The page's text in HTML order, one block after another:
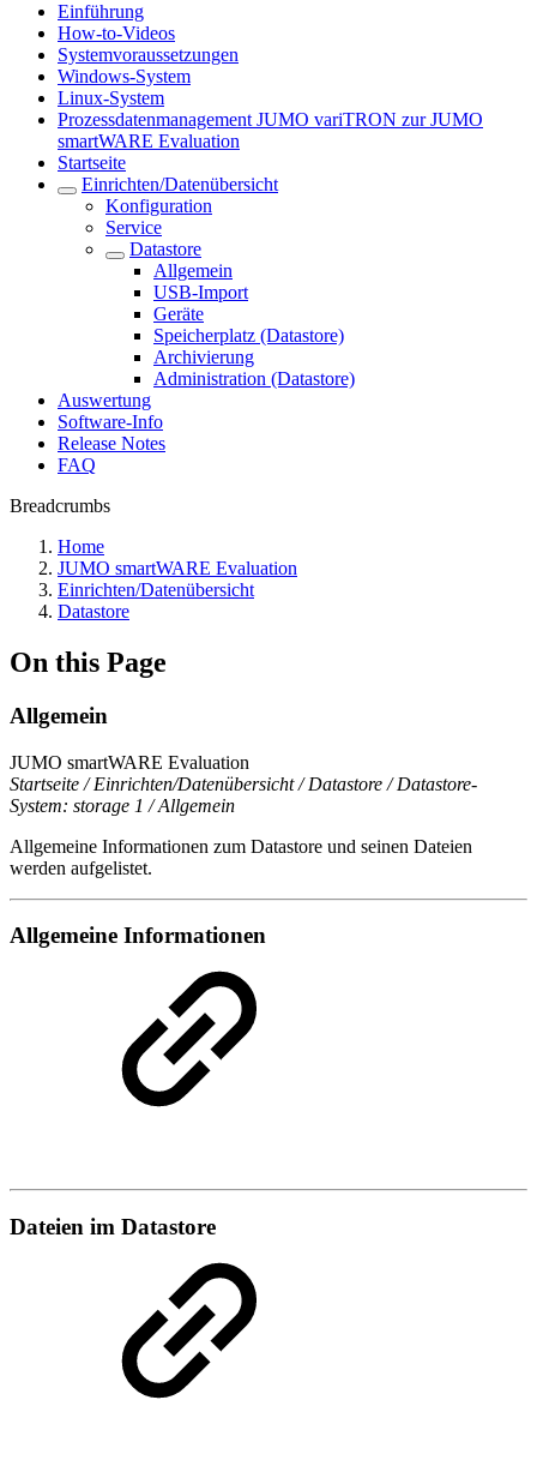
Einführung
How-to-Videos
Systemvoraussetzungen
Windows-System
Linux-System
Prozessdatenmanagement JUMO variTRON zur JUMO
smartWARE Evaluation
Startseite
Einrichten/Datenübersicht
Konfiguration
Service
Datastore
Allgemein
USB-Import
Geräte
Speicherplatz (Datastore)
Archivierung
Administration (Datastore)
Auswertung
Software-Info
Release Notes
FAQ
Breadcrumbs
Home
JUMO smartWARE Evaluation
Einrichten/Datenübersicht
Datastore
On this Page
Allgemein
JUMO smartWARE Evaluation
Startseite / Einrichten/Datenübersicht / Datastore / Datastore-
System: storage 1 / Allgemein
Allgemeine Informationen zum Datastore und seinen Dateien
werden aufgelistet.
Allgemeine Informationen
Dateien im Datastore